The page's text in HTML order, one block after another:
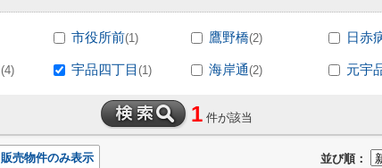
市役所前(1) 鷹野橋(2) 日赤
(4) 宇品四丁目 (1) 海岸通(2) 元宇
1 件が該当
並び順：
販売物件のみ表示